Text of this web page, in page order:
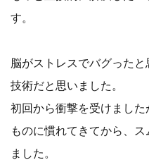
す。
脳がストレスでバグった
技術だと思いました。
初回から衝撃を受けまし
ものに慣れてきてから、
ました。